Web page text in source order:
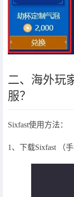
二、海外玩
服？
Sixfast使用方法：
1、下载Sixfast （